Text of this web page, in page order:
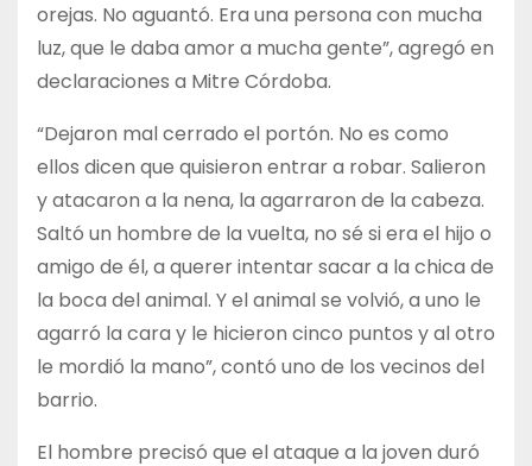
orejas. No aguantó. Era una persona con mucha
luz, que le daba amor a mucha gente”, agregó en
declaraciones a Mitre Córdoba.
“Dejaron mal cerrado el portón. No es como
ellos dicen que quisieron entrar a robar. Salieron
y atacaron a la nena, la agarraron de la cabeza.
Saltó un hombre de la vuelta, no sé si era el hijo o
amigo de él, a querer intentar sacar a la chica de
la boca del animal. Y el animal se volvió, a uno le
agarró la cara y le hicieron cinco puntos y al otro
le mordió la mano”, contó uno de los vecinos del
barrio.
El hombre precisó que el ataque a la joven duró